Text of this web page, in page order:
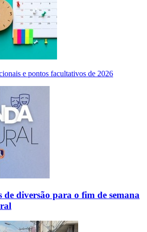
e pontos facultativos de 2026
de diversão para o fim de semana